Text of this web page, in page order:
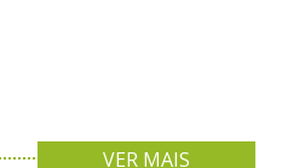
VER MAIS